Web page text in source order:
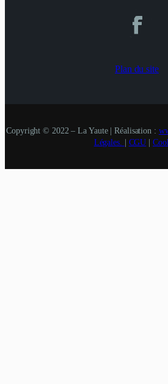
Plan du site
Copyright © 2022 – La Yaute | Réalisation :
Légales.
CGU